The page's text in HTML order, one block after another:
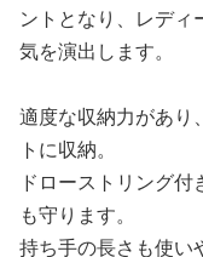
ントとなり、レディ
気を演出します。
適度な収納力があり
トに収納。
ドローストリング
も守ります。
持ち手の長さも使い